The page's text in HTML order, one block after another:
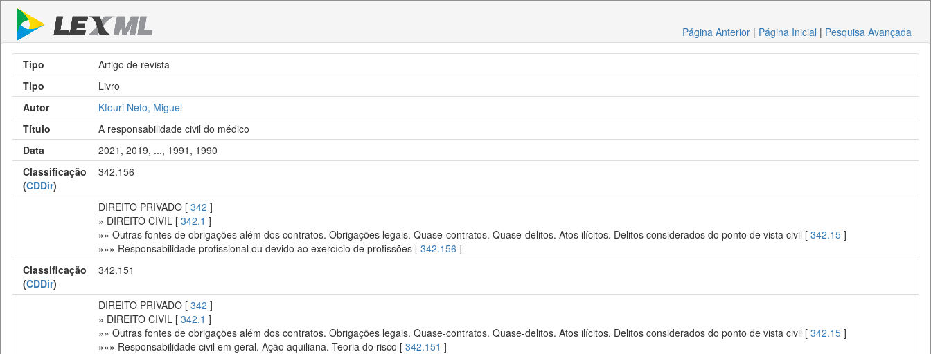
Página Anterior | Página Inicial | Pesquisa Avançada
Tipo
Artigo de revista
Tipo
Livro
Autor
Kfouri Neto, Miguel
Título
A responsabilidade civil do médico
Data
2021, 2019, ..., 1991, 1990
Classificação
(CDDir)
342.156
DIREITO PRIVADO [ 342 ]
» DIREITO CIVIL [ 342.1 ]
»» Outras fontes de obrigações além dos contratos. Obrigações legais. Quase-contratos. Quase-delitos. Atos ilícitos. Delitos considerados do ponto de vista civil [ 342.15 ]
»»» Responsabilidade profissional ou devido ao exercício de profissões [ 342.156 ]
Classificação
(CDDir)
342.151
DIREITO PRIVADO [ 342 ]
» DIREITO CIVIL [ 342.1 ]
»» Outras fontes de obrigações além dos contratos. Obrigações legais. Quase-contratos. Quase-delitos. Atos ilícitos. Delitos considerados do ponto de vista civil [ 342.15 ]
»»» Responsabilidade civil em geral. Ação aquiliana. Teoria do risco [ 342.151 ]